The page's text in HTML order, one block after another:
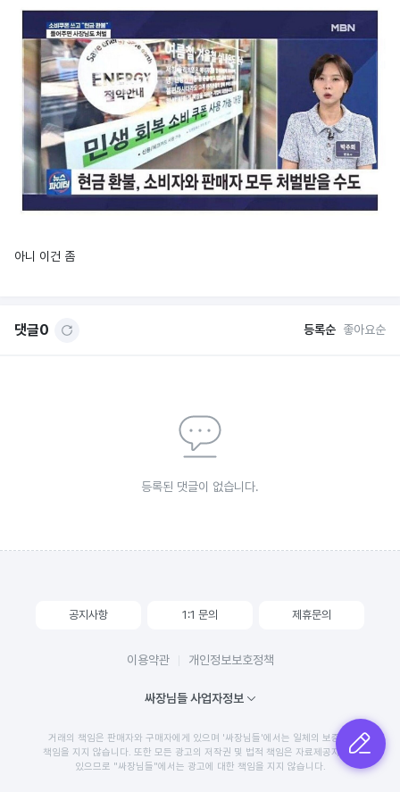
글쓰기
아니 이건 좀
댓글0 등록순 좋아요순
등록된 댓글이 없습니다.
공지사항 1:1 문의 제휴문의
이용약관 개인정보보호정책
싸장님들 사업자정보
거래의 책임은 판매자와 구매자에게 있으며 '싸장님들'에서는 일체의 보증 및
책임을 지지 않습니다. 또한 모든 광고의 저작권 및 법적 책임은 자료제공자에게
있으므로 "싸장님들"에서는 광고에 대한 책임을 지지 않습니다.